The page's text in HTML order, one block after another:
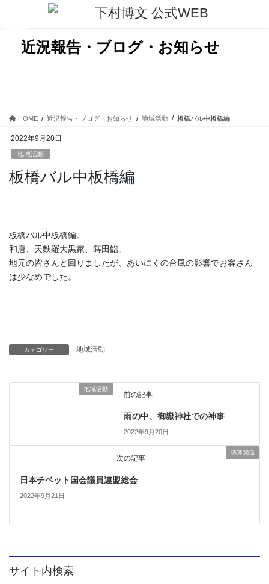
近況報告・ブログ・お知らせ
HOME 近況報告・ブログ・お知らせ 地域活動 板橋バル中板橋編
2022年9月20日
地域活動
板橋バル中板橋編
板橋バル中板橋編。
和唐、天麩羅大黒家、蒔田鮨。
地元の皆さんと回りましたが、あいにくの台風の影響でお客さん
は少なめでした。
カテゴリー 地域活動
地域活動
前の記事
雨の中、御嶽神社での神事
2022年9月20日
議連関係
次の記事
日本チベット国会議員連盟総会
2022年9月21日
サイト内検索